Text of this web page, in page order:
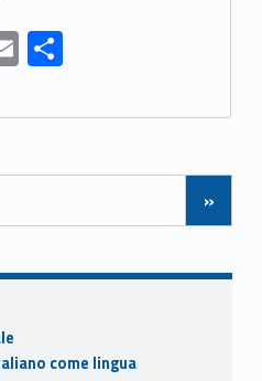
E
m
ai
S
h
ar
»
come lingua